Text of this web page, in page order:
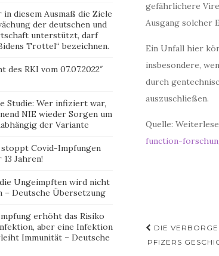
gefährlichere
Ausgang solcher
Ein Unfall hier
insbesondere,
durch
auszuschließen.
Quelle:
function-
DIE
PFIZERS
in diesem Ausmaß die Ziele
der deutschen und
unterstützt, darf
Trottel“ bezeichnen.
RKI vom 07.07.2022″
Studie: Wer infiziert war,
NIE wieder Sorgen um
der Variante
Covid-Impfungen
Jahren!
Ungeimpften wird nicht
– Deutsche Übersetzung
erhöht das Risiko
aber eine Infektion
Immunität – Deutsche